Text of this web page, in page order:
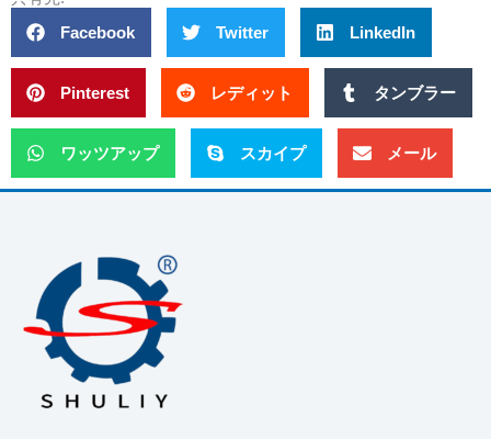
Facebook Twitter LinkedIn
Pinterest レディット タンブラー
ワッツアップ スカイプ メール